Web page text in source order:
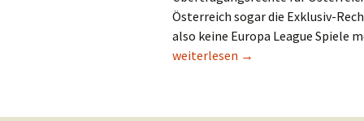
RTL 2 L
Österreich sogar die Exklusiv-
also keine Europa League Spiele
Sat.1 sichert sich UEFA-
weiterlesen →